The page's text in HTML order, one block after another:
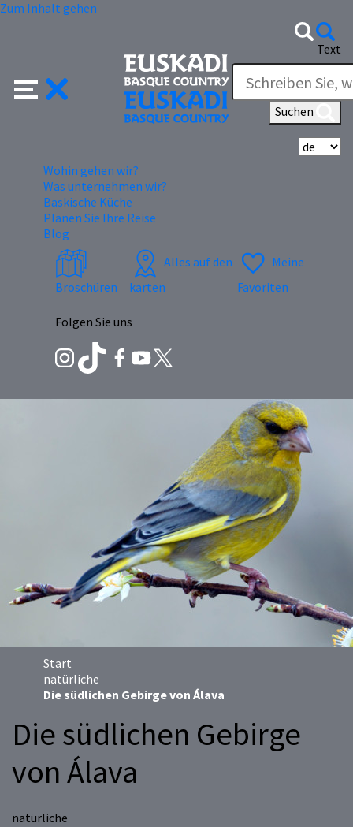
Zum Inhalt gehen
Text
Suchen
Wohin gehen wir?
Was unternehmen wir?
Baskische Küche
Planen Sie Ihre Reise
Blog
Broschüren
Alles auf den
karten
Meine
Favoriten
Folgen Sie uns
Start
natürliche
Die südlichen Gebirge von Álava
Die südlichen Gebirge
von Álava
natürliche